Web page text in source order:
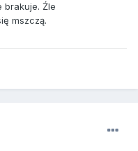
brakuje. Źle
mszczą.